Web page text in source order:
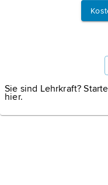
Sie sind Lehrkraft?
hier.